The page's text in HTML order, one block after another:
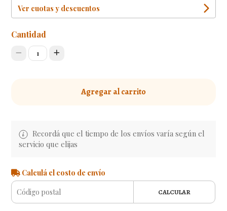
Ver cuotas y descuentos
Cantidad
1
Agregar al carrito
Recordá que el tiempo de los envíos varía según el
servicio que elijas
Calculá el costo de envío
CALCULAR